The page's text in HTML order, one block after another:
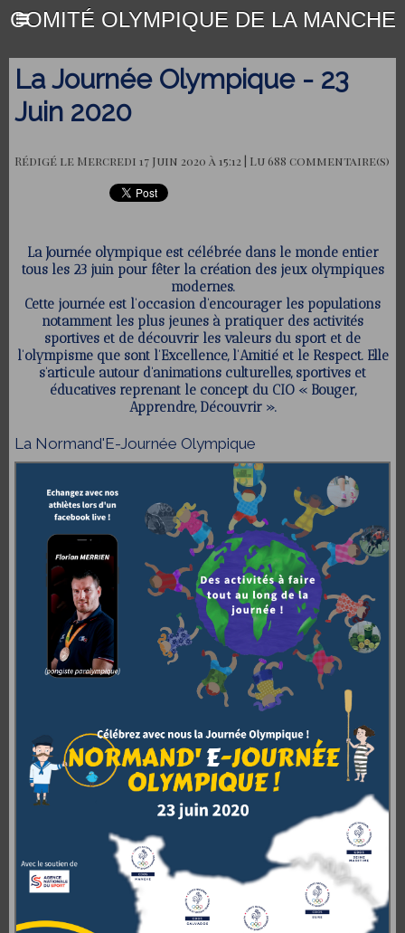
COMITÉ OLYMPIQUE DE LA MANCHE
La Journée Olympique - 23
Juin 2020
Rédigé le Mercredi 17 Juin 2020 à 15:12 | Lu 688 commentaire(s)
La Journée olympique est célébrée dans le monde entier
tous les 23 juin pour fêter la création des jeux olympiques
modernes.
Cette journée est l’occasion d’encourager les populations
notamment les plus jeunes à pratiquer des activités
sportives et de découvrir les valeurs du sport et de
l’olympisme que sont l’Excellence, l’Amitié et le Respect. Elle
s’articule autour d’animations culturelles, sportives et
éducatives reprenant le concept du CIO « Bouger,
Apprendre, Découvrir ».
La Normand'E-Journée Olympique